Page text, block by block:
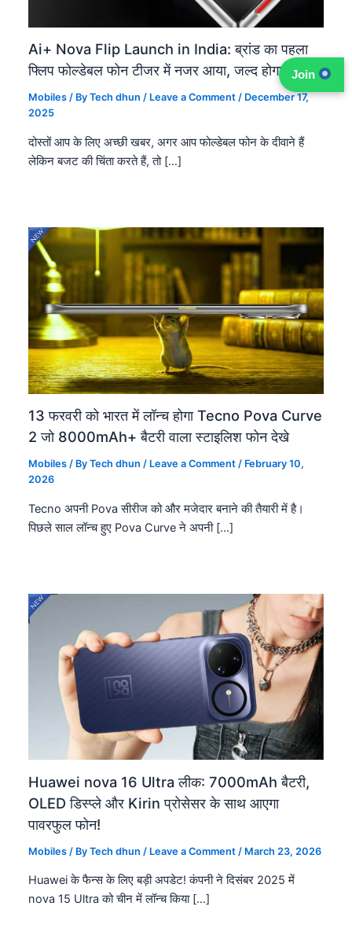
Ai+ Nova Flip Launch in India: ब्रांड का पहला
फ्लिप फोल्डेबल फोन टीजर में नजर आया, जल्द होगा लॉन्च
Mobiles / ByTech dhun/ Leave a Comment / December 17,
2025
दोस्तों आप के लिए अच्छी खबर, अगर आप फोल्डेबल फोन के दीवाने हैं
लेकिन बजट की चिंता करते हैं, तो […]
13 फरवरी को भारत में लॉन्च होगा Tecno Pova Curve
2 जो 8000mAh+ बैटरी वाला स्टाइलिश फोन देखे
Mobiles / ByTech dhun/ Leave a Comment / February 10,
2026
Tecno अपनी Pova सीरीज को और मजेदार बनाने की तैयारी में है।
पिछले साल लॉन्च हुए Pova Curve ने अपनी […]
Huawei nova 16 Ultra लीक: 7000mAh बैटरी,
OLED डिस्प्ले और Kirin प्रोसेसर के साथ आएगा
पावरफुल फोन!
Mobiles / ByTech dhun / Leave a Comment / March 23, 2026
Huawei के फैन्स के लिए बड़ी अपडेट! कंपनी ने दिसंबर 2025 में
nova 15 Ultra को चीन में लॉन्च किया […]
Join